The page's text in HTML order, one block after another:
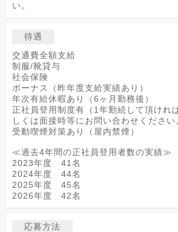
い。
待遇
交通費全額支給
制服/靴貸与
社会保険
ボーナス（昨年度支給実績あり）
年次有給休暇あり（6ヶ月勤務後）
正社員登用制度有（1年勤続して頂けれ
しくは面接時等にお問い合わせください
受動喫煙対策あり（屋内禁煙）
≪過去4年間の正社員登用者数の実績≫
2023年度 41名
2024年度 44名
2025年度 45名
2026年度 42名
応募方法